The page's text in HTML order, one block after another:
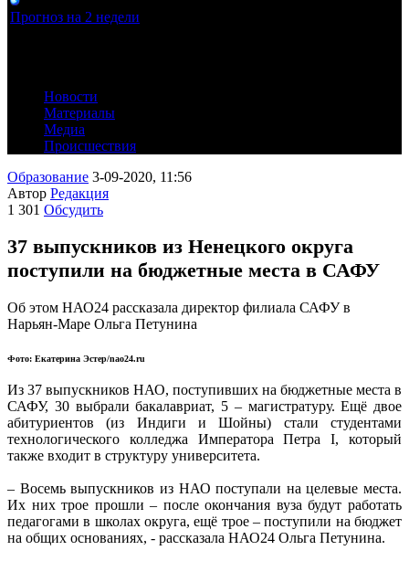
Прогноз на 2 недели
Новости
Материалы
Медиа
Происшествия
Образование 3-09-2020, 11:56
Автор Редакция
1 301 Обсудить
37 выпускников из Ненецкого округа
поступили на бюджетные места в САФУ
Об этом НАО24 рассказала директор филиала САФУ в
Нарьян-Маре Ольга Петунина
Фото: Екатерина Эстер/nao24.ru
Из 37 выпускников НАО, поступивших на бюджетные места в
САФУ, 30 выбрали бакалавриат, 5 – магистратуру. Ещё двое
абитуриентов (из Индиги и Шойны) стали студентами
технологического колледжа Императора Петра I, который
также входит в структуру университета.
– Восемь выпускников из НАО поступали на целевые места.
Их них трое прошли – после окончания вуза будут работать
педагогами в школах округа, ещё трое – поступили на бюджет
на общих основаниях, - рассказала НАО24 Ольга Петунина.